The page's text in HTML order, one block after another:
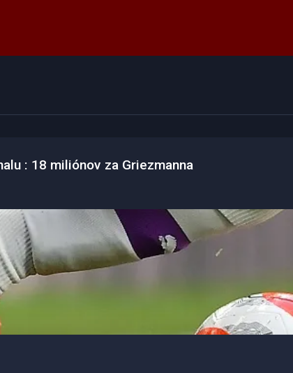
: 18 miliónov za Griezmanna